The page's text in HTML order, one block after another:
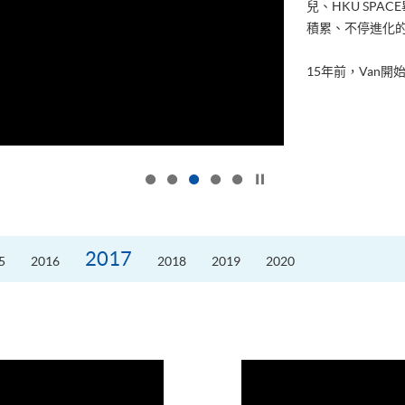
兒、HKU
積累、不停進化
15年前，Van開
2016 2017 2018 2019 2020